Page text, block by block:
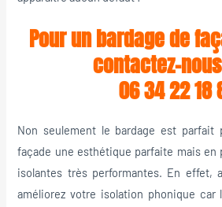
Pour un bardage de
contactez-
06 34 22 18
Non seulement le bardage est parfait
façade une esthétique parfaite mais en
isolantes très performantes. En effet,
améliorez votre isolation phonique car